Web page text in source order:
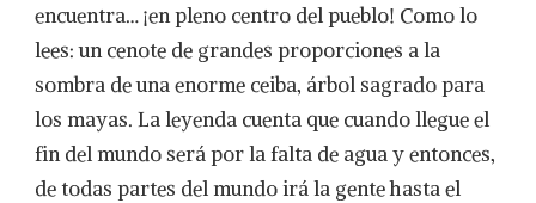
encuentra… ¡en pleno centro del pueblo! Como lo
lees: un cenote de grandes proporciones a la
sombra de una enorme ceiba, árbol sagrado para
los mayas. La leyenda cuenta que cuando llegue el
fin del mundo será por la falta de agua y entonces,
de todas partes del mundo irá la gente hasta el